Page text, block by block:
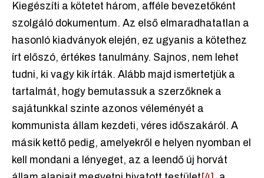
Kiegészíti a kötetet három, afféle bevezetőként
szolgáló dokumentum. Az első elmaradhatatlan a
hasonló kiadványok elején, ez ugyanis a kötethez
írt előszó, értékes tanulmány. Sajnos, nem lehet
tudni, ki vagy kik írták. Alább majd ismertetjük a
tartalmát, hogy bemutassuk a szerzőknek a
sajátunkkal szinte azonos véleményét a
kommunista állam kezdeti, véres időszakáról. A
másik kettő pedig, amelyekről e helyen nyomban el
kell mondani a lényeget, az a leendő új horvát